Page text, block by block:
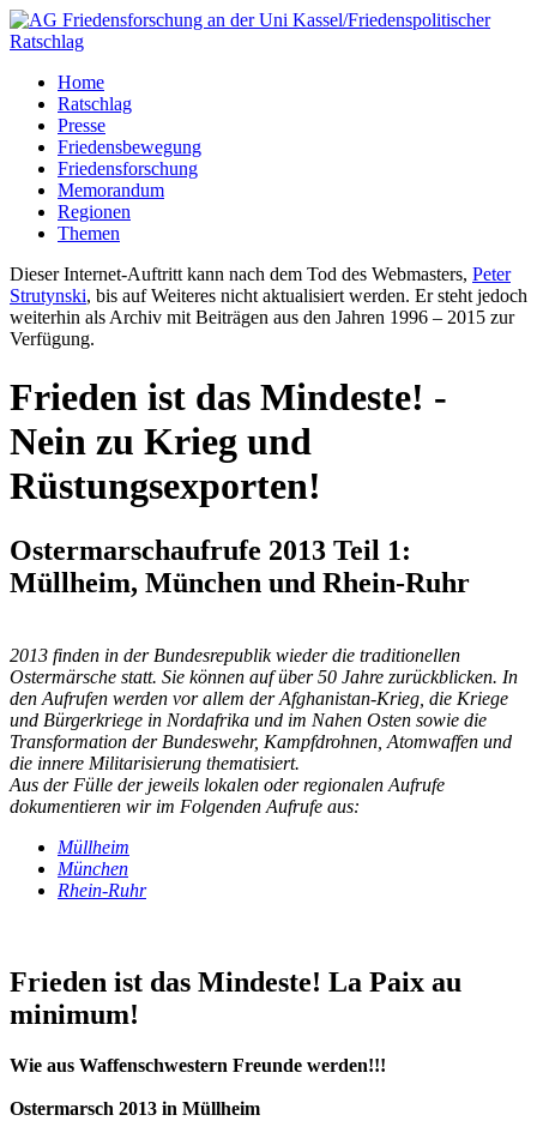
Home
Ratschlag
Presse
Friedensbewegung
Friedensforschung
Memorandum
Regionen
Themen
Dieser Internet-Auftritt kann nach dem Tod des Webmasters, Peter
Strutynski, bis auf Weiteres nicht aktualisiert werden. Er steht jedoch
weiterhin als Archiv mit Beiträgen aus den Jahren 1996 – 2015 zur
Verfügung.
Frieden ist das Mindeste! -
Nein zu Krieg und
Rüstungsexporten!
Ostermarschaufrufe 2013 Teil 1:
Müllheim, München und Rhein-Ruhr
2013 finden in der Bundesrepublik wieder die traditionellen
Ostermärsche statt. Sie können auf über 50 Jahre zurückblicken. In
den Aufrufen werden vor allem der Afghanistan-Krieg, die Kriege
und Bürgerkriege in Nordafrika und im Nahen Osten sowie die
Transformation der Bundeswehr, Kampfdrohnen, Atomwaffen und
die innere Militarisierung thematisiert.
Aus der Fülle der jeweils lokalen oder regionalen Aufrufe
dokumentieren wir im Folgenden Aufrufe aus:
Müllheim
München
Rhein-Ruhr
Frieden ist das Mindeste! La Paix au
minimum!
Wie aus Waffenschwestern Freunde werden!!!
Ostermarsch 2013 in Müllheim